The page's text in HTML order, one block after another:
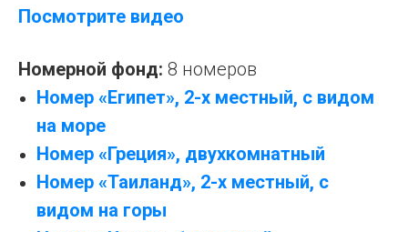
Посмотрите видео
Номерной фонд: 8 номеров
Номер «Египет», 2-х местный, с видом
на море
Номер «Греция», двухкомнатный
Номер «Таиланд», 2-х местный, с
видом на горы